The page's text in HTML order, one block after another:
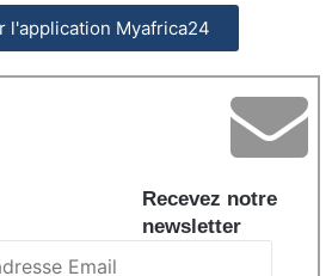
l'application Myafrica24
Recevez notre
newsletter